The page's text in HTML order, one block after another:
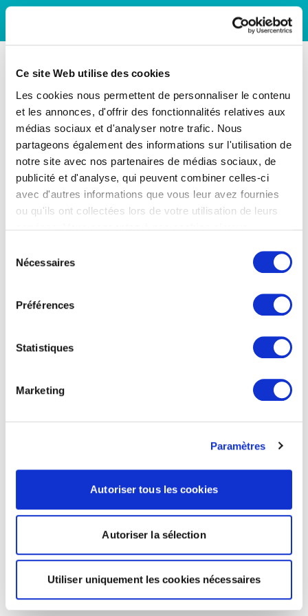
Ce site Web utilise des cookies
Les cookies nous permettent de personnaliser le contenu
et les annonces, d'offrir des fonctionnalités relatives aux
médias sociaux et d'analyser notre trafic. Nous
partageons également des informations sur l'utilisation de
notre site avec nos partenaires de médias sociaux, de
publicité et d'analyse, qui peuvent combiner celles-ci
avec d'autres informations que vous leur avez fournies
ou qu'ils ont collectées lors de votre utilisation de leurs
Nécessaires
Préférences
Statistiques
Marketing
Paramètres
Autoriser tous les cookies
Autoriser la sélection
Utiliser uniquement les cookies nécessaires